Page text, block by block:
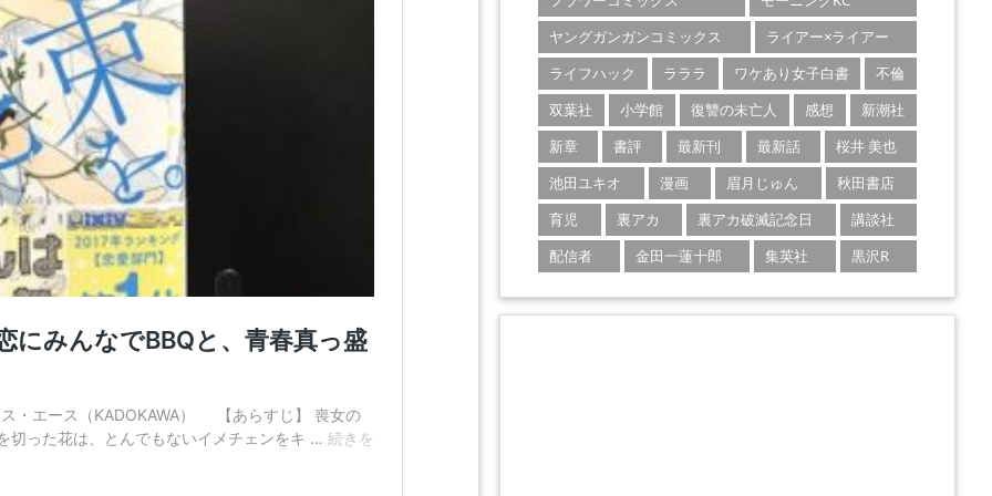
ヤングガンガンコミックス
ライアー×ライアー
ライフハック
ラララ ワケあり女子白書
不倫
双葉社
小学館 復讐の未亡人 感想
新潮社
新章
書評 最新刊 最新話
桜井 美也
池田ユキオ
漫画 眉月じゅん
秋田書店
育児
裏アカ 裏アカ破滅記念日
講談社
配信者
金田一蓮十郎 集英社 黒沢R